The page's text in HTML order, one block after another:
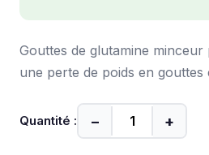
Gouttes de glutamine
une perte de poids en gouttes
Quantité : − +